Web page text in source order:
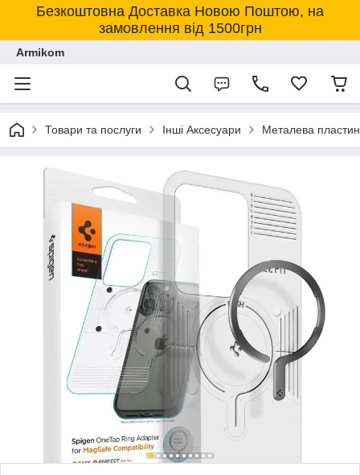
Безкоштовна Доставка Новою Поштою, на
замовлення від 1500грн
Armikom
Товари та послуги Інші Аксесуари Металева